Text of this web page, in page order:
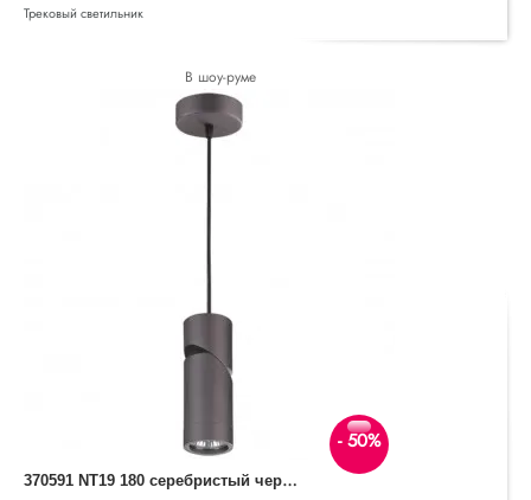
Трековый светильник
В шоу-руме
- 50%
3
70591 NT19 180 серебристый черный Накладной светильник IP20 GU10 50W 220-240V ELITE